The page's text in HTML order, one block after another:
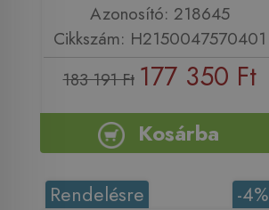
Azonosító: 218645
Cikkszám: H2150047570401
183 191 Ft 177 350 Ft
Kosárba
-4%
Rendelésre